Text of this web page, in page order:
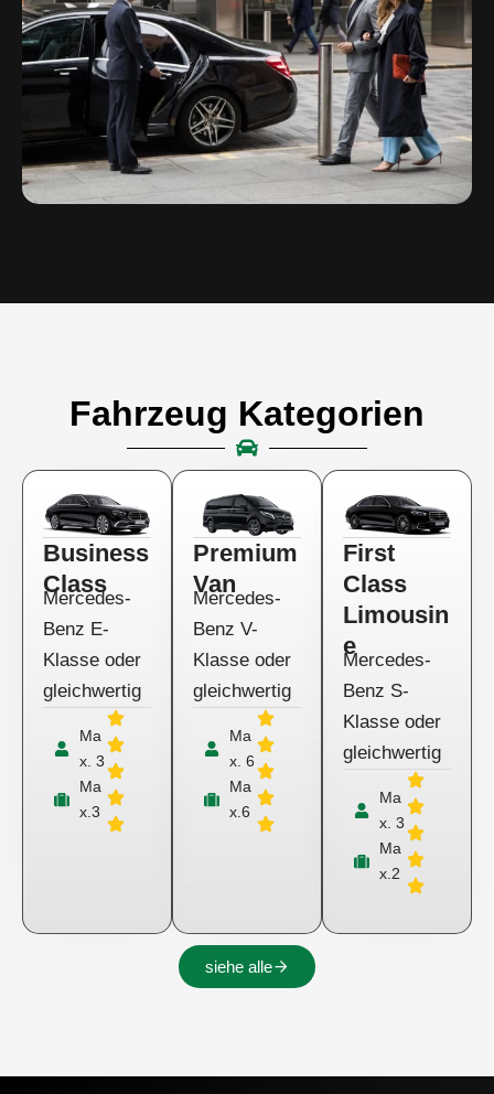
Fahrzeug Kategorien
Business
Class
Mercedes-
Benz E-
Klasse oder
gleichwertig
Ma
x. 3
Ma
x.3
Premium
Van
Mercedes-
Benz V-
Klasse oder
gleichwertig
Ma
x. 6
Ma
x.6
First
Class
Limousin
e
Mercedes-
Benz S-
Klasse oder
gleichwertig
Ma
x. 3
Ma
x.2
siehe alle